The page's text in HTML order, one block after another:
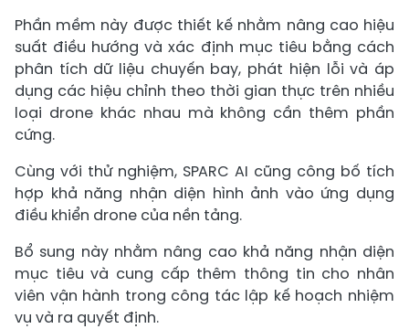
Phần mềm này được thiết kế nhằm nâng cao hiệu
suất điều hướng và xác định mục tiêu bằng cách
phân tích dữ liệu chuyến bay, phát hiện lỗi và áp
dụng các hiệu chỉnh theo thời gian thực trên nhiều
loại drone khác nhau mà không cần thêm phần
cứng.
Cùng với thử nghiệm, SPARC AI cũng công bố tích
hợp khả năng nhận diện hình ảnh vào ứng dụng
điều khiển drone của nền tảng.
Bổ sung này nhằm nâng cao khả năng nhận diện
mục tiêu và cung cấp thêm thông tin cho nhân
viên vận hành trong công tác lập kế hoạch nhiệm
vụ và ra quyết định.